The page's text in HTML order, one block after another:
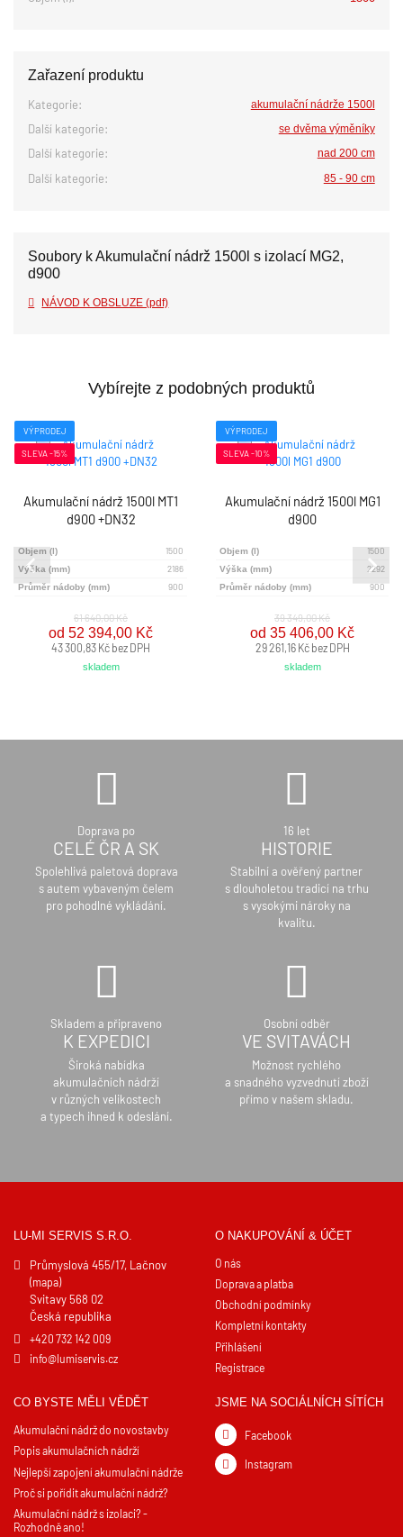
Zařazení produktu
Kategorie: akumulační nádrže 1500l
Další kategorie: se dvěma výměníky
Další kategorie: nad 200 cm
Další kategorie: 85 - 90 cm
Soubory k Akumulační nádrž 1500l s izolací MG2,
d900
NÁVOD K OBSLUZE (pdf)
Vybírejte z podobných produktů
VÝPRODEJ
SLEVA -15%
Akumulační nádrž 1500l MT1
d900 +DN32
Objem (l) 1500
Výška (mm) 2186
Průměr nádoby (mm) 900
61 640,00 Kč
od 52 394,00 Kč
43 300,83 Kč bez DPH
skladem
VÝPRODEJ
SLEVA -10%
Akumulační nádrž 1500l MG1
d900
Objem (l) 1500
Výška (mm) 2292
Průměr nádoby (mm) 900
39 349,00 Kč
od 35 406,00 Kč
29 261,16 Kč bez DPH
skladem
Doprava po
CELÉ ČR A SK
Spolehlivá paletová doprava
s autem vybaveným čelem
pro pohodlné vykládání.
16 let
HISTORIE
Stabilní a ověřený partner
s dlouholetou tradicí na trhu
s vysokými nároky na
kvalitu.
Skladem a připraveno
K EXPEDICI
Široká nabídka
akumulačních nádrží
v různých velikostech
a typech ihned k odeslání.
Osobní odběr
VE SVITAVÁCH
Možnost rychlého
a snadného vyzvednutí zboží
přímo v našem skladu.
LU-MI SERVIS S.R.O.
Průmyslová 455/17, Lačnov
(mapa)
Svitavy 568 02
Česká republika
+420 732 142 009
info@lumiservis.cz
O NAKUPOVÁNÍ & ÚČET
O nás
Doprava a platba
Obchodní podmínky
Kompletní kontakty
Přihlášení
Registrace
CO BYSTE MĚLI VĚDĚT
Akumulační nádrž do novostavby
Popis akumulačních nádrží
Nejlepší zapojení akumulační nádrže
Proč si pořídit akumulační nádrž?
Akumulační nádrž s izolaci? -
Rozhodně ano!
JSME NA SOCIÁLNÍCH SÍTÍCH
Facebook
Instagram